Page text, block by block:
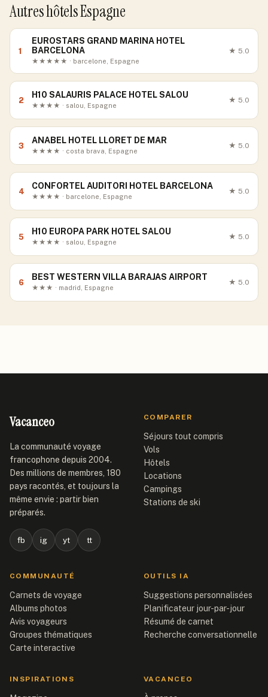
Autres hôtels Espagne
1
EUROSTARS GRAND MARINA HOTEL
BARCELONA
★★★★★ · barcelone, Espagne
★ 5.0
2
H10 SALAURIS PALACE HOTEL SALOU
★★★★ · salou, Espagne
★ 5.0
3
ANABEL HOTEL LLORET DE MAR
★★★★ · costa brava, Espagne
★ 5.0
4
CONFORTEL AUDITORI HOTEL BARCELONA
★★★★ · barcelone, Espagne
★ 5.0
5
H10 EUROPA PARK HOTEL SALOU
★★★★ · salou, Espagne
★ 5.0
6
BEST WESTERN VILLA BARAJAS AIRPORT
★★★ · madrid, Espagne
★ 5.0
Vacanceo
La communauté voyage
francophone depuis 2004.
Des millions de membres, 180
pays racontés, et toujours la
même envie : partir bien
préparés.
fb ig yt tt
COMPARER
Séjours tout compris
Vols
Hôtels
Locations
Campings
Stations de ski
COMMUNAUTÉ
Carnets de voyage
Albums photos
Avis voyageurs
Groupes thématiques
Carte interactive
OUTILS IA
Suggestions personnalisées
Planificateur jour-par-jour
Résumé de carnet
Recherche conversationnelle
INSPIRATIONS VACANCEO